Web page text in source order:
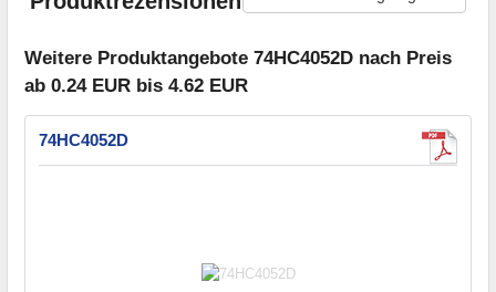
Weitere Produktangebote 74HC4052D nach Preis
ab 0.24 EUR bis 4.62 EUR
74HC4052D